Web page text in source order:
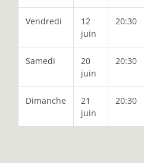
Vendredi
12
juin
20:30
Samedi
20
juin
20:30
Dimanche
21
juin
20:30